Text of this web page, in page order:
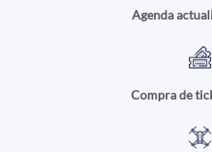
Agenda
Compra de